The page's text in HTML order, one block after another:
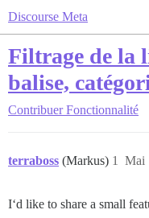
Discourse Meta
Filtrage de la
balise,
Contribuer Fonctionnalité
terraboss (Markus) Mai
1
I‘d like to share a small